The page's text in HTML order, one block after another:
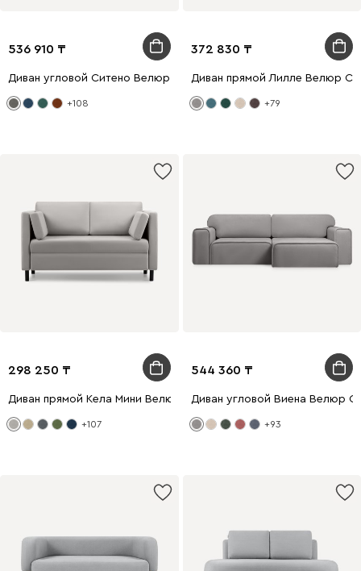
536 910
Диван угловой Ситено Велюр Серый
+108
372 830
Диван прямой Лилле Велюр
+79
298 250
Диван прямой Кела Мини Велюр Серый
+107
544 360
Диван угловой Виена Велюр
+93